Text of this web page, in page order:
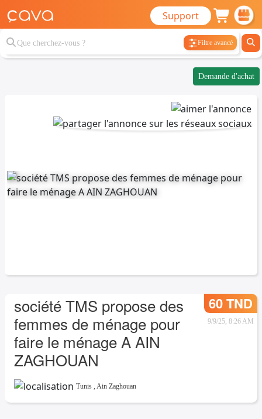
Support
Filtre avancé
Demande d'achat
société TMS propose des
femmes de ménage pour
faire le ménage A AIN
ZAGHOUAN
60 TND
9/9/25, 8:26 AM
Tunis , Ain Zaghouan